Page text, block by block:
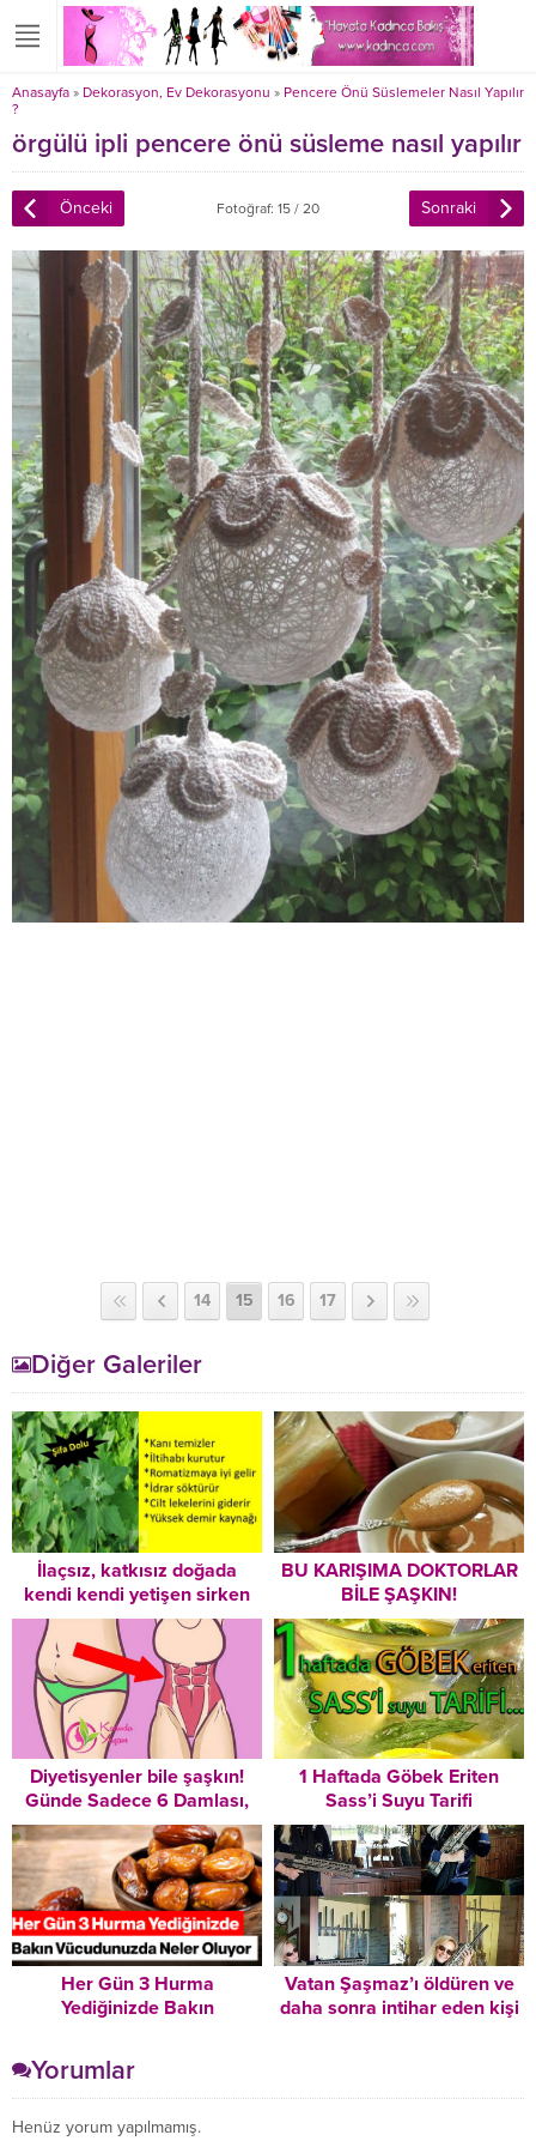
Anasayfa » Dekorasyon, Ev Dekorasyonu » Pencere Önü Süslemeler Nasıl Yapılır
?
örgülü ipli pencere önü süsleme nasıl yapılır
Önceki Fotoğraf: 15 / 20 Sonraki
14 15 16 17
Diğer Galeriler
İlaçsız, katkısız doğada
kendi kendi yetişen sirken
otu ve mucizevi faydaları
BU KARIŞIMA DOKTORLAR
BİLE ŞAŞKIN!
Diyetisyenler bile şaşkın!
Günde Sadece 6 Damlası,
Göbek Yağlarınızı Sihirli Bir
Şekilde Yok Edecek!
1 Haftada Göbek Eriten
Sass’i Suyu Tarifi
Her Gün 3 Hurma
Yediğinizde Bakın
Vatan Şaşmaz’ı öldüren ve
daha sonra intihar eden kişi
Yorumlar
Henüz yorum yapılmamış.